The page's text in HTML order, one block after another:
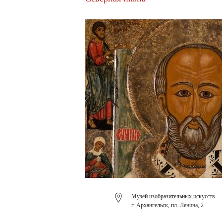
Музей изобразительных искусств
г. Архангельск, пл. Ленина, 2